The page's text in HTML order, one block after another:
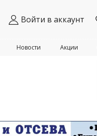
Войти в аккаунт
Акции
Новости